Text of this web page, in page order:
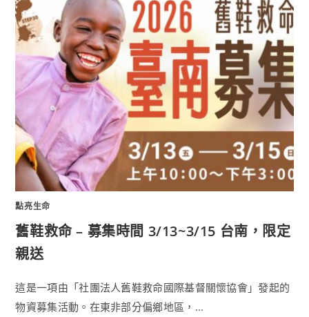
點亮生命
舊鞋救命 – 募集時間 3/13~3/15 台南，限定
親送
這是一項由「社團法人舊鞋救命國際基督關懷協會」發起的
物資募集活動。在東非部分偏鄉地區，...